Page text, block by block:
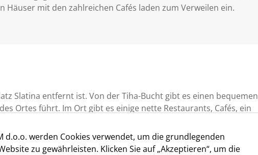
mit den zahlreichen Cafés laden zum Verweilen ein.
Slatina entfernt ist. Von der Tiha-Bucht gibt es einen bequemen
Ortes führt. Im Ort gibt es einige nette Restaurants, Cafés, ein
d.o.o. werden Cookies verwendet, um die grundlegenden
zu gewährleisten. Klicken Sie auf „Akzeptieren“, um die